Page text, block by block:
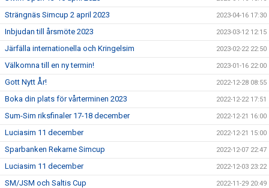
Strängnäs Simcup 2 april 2023 2023-04-16 17:30
Inbjudan till årsmöte 2023 2023-03-12 12:15
Järfälla internationella och Kringelsim 2023-02-22 22:50
Välkomna till en ny termin! 2023-01-16 22:00
Gott Nytt År! 2022-12-28 08:55
Boka din plats för vårterminen 2023 2022-12-22 17:51
Sum-Sim riksfinaler 17-18 december 2022-12-21 16:00
Luciasim 11 december 2022-12-21 15:00
Sparbanken Rekarne Simcup 2022-12-07 22:47
Luciasim 11 december 2022-12-03 23:22
SM/JSM och Saltis Cup 2022-11-29 20:49